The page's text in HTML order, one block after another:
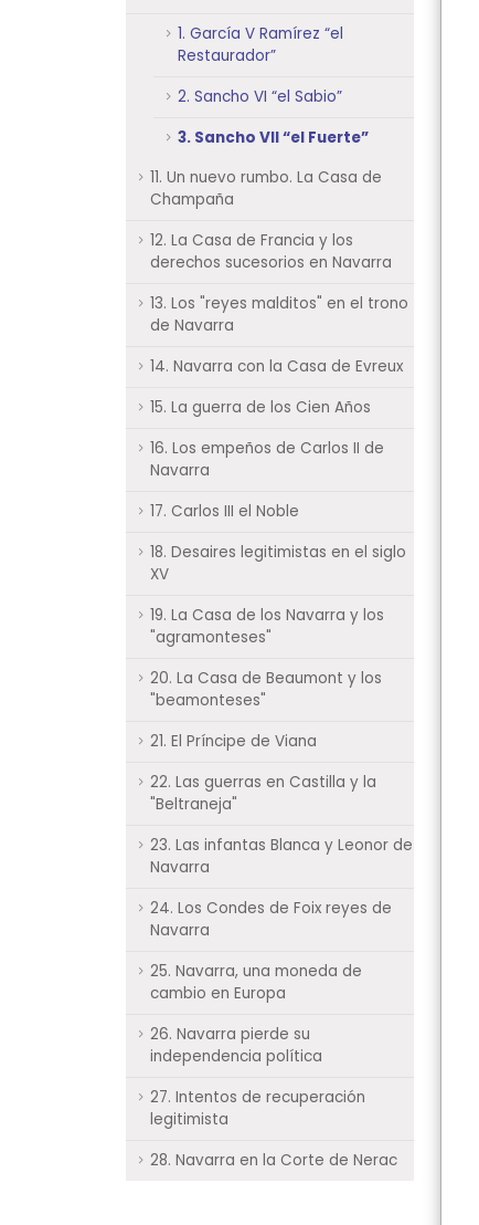
1. García V Ramírez “el
Restaurador”
2. Sancho VI “el Sabio”
3. Sancho VII “el Fuerte”
11. Un nuevo rumbo. La Casa de
Champaña
12. La Casa de Francia y los
derechos sucesorios en Navarra
13. Los "reyes malditos" en el trono
de Navarra
14. Navarra con la Casa de Evreux
15. La guerra de los Cien Años
16. Los empeños de Carlos II de
Navarra
17. Carlos III el Noble
18. Desaires legitimistas en el siglo
XV
19. La Casa de los Navarra y los
"agramonteses"
20. La Casa de Beaumont y los
"beamonteses"
21. El Príncipe de Viana
22. Las guerras en Castilla y la
"Beltraneja"
23. Las infantas Blanca y Leonor de
Navarra
24. Los Condes de Foix reyes de
Navarra
25. Navarra, una moneda de
cambio en Europa
26. Navarra pierde su
independencia política
27. Intentos de recuperación
legitimista
28. Navarra en la Corte de Nerac